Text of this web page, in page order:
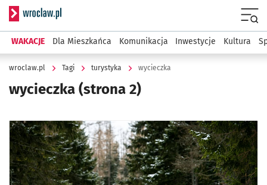
Serwis informacyjny wroclaw.pl
WAKACJE Dla Mieszkańca Komunikacja Inwestycje Kultura
wroclaw.pl Tagi turystyka wycieczka
wycieczka (strona 2)